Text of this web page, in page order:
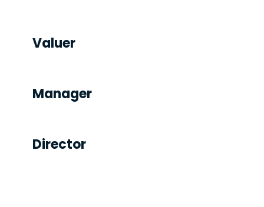
Valuer
Manager
Director